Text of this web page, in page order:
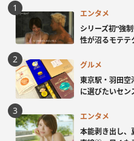
エンタメ
シリーズ初“強
性が沼るモテテ
グルメ
東京駅・羽田
に選びたいセン
エンタメ
本能剥き出し